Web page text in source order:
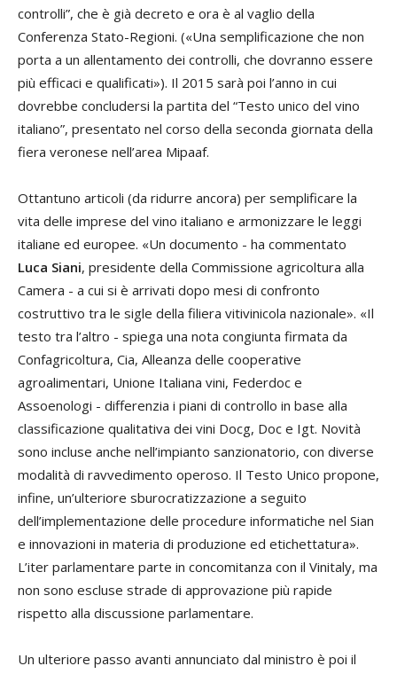
controlli”, che è già decreto e ora è al vaglio della
Conferenza Stato-Regioni. («Una semplificazione che non
porta a un allentamento dei controlli, che dovranno essere
più efficaci e qualificati»). Il 2015 sarà poi l’anno in cui
dovrebbe concludersi la partita del “Testo unico del vino
italiano”, presentato nel corso della seconda giornata della
fiera veronese nell’area Mipaaf.
Ottantuno articoli (da ridurre ancora) per semplificare la
vita delle imprese del vino italiano e armonizzare le leggi
italiane ed europee. «Un documento - ha commentato
Luca Siani, presidente della Commissione agricoltura alla
Camera - a cui si è arrivati dopo mesi di confronto
costruttivo tra le sigle della filiera vitivinicola nazionale». «Il
testo tra l’altro - spiega una nota congiunta firmata da
Confagricoltura, Cia, Alleanza delle cooperative
agroalimentari, Unione Italiana vini, Federdoc e
Assoenologi - differenzia i piani di controllo in base alla
classificazione qualitativa dei vini Docg, Doc e Igt. Novità
sono incluse anche nell’impianto sanzionatorio, con diverse
modalità di ravvedimento operoso. Il Testo Unico propone,
infine, un’ulteriore sburocratizzazione a seguito
dell’implementazione delle procedure informatiche nel Sian
e innovazioni in materia di produzione ed etichettatura».
L’iter parlamentare parte in concomitanza con il Vinitaly, ma
non sono escluse strade di approvazione più rapide
rispetto alla discussione parlamentare.
Un ulteriore passo avanti annunciato dal ministro è poi il